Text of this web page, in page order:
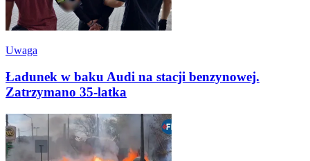
Uwaga
Ładunek w baku Audi na stacji benzynowej.
Zatrzymano 35-latka